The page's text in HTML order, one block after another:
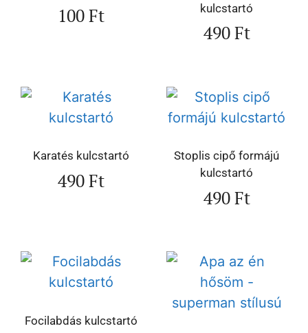
100Ft
kulcstartó
490Ft
Karatés kulcstartó
490Ft
Stoplis cipő formájú
kulcstartó
490Ft
Focilabdás kulcstartó